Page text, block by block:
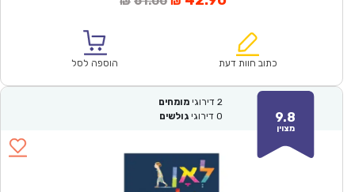
₪61.00.
הוא:
כתוב חוות דעת הוספה לסל
9.8
מצוין
2 דירוגי מומחים
0 דירוגי גולשים